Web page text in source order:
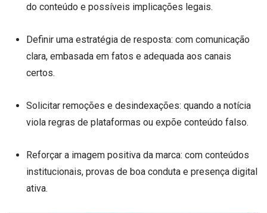
do conteúdo e possíveis implicações legais.
Definir uma estratégia de resposta: com comunicação
clara, embasada em fatos e adequada aos canais
certos.
Solicitar remoções e desindexações: quando a notícia
viola regras de plataformas ou expõe conteúdo falso.
Reforçar a imagem positiva da marca: com conteúdos
institucionais, provas de boa conduta e presença digital
ativa.